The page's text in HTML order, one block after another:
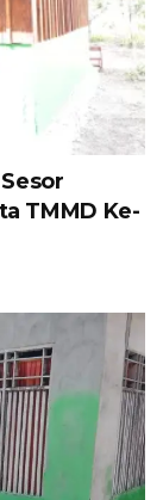
TMMD Ke-